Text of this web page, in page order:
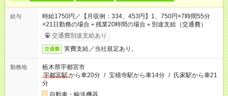
給与
時給1750円／【月収例：334、453円】1、750円×7時間55分
×21日勤務の場合＋残業20時間の場合＋別途支給（交通費）
交通費別途支給あり
交通費 実費支給／当社規定あり。
勤務地
栃木県宇都宮市
宇都宮駅から車20分 / 宝積寺駅から車14分 / 氏家駅から車21
分
自動車・輸送機器